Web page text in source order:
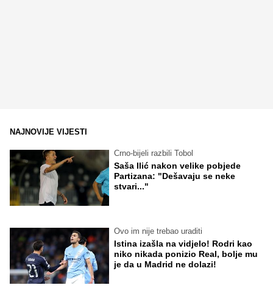
NAJNOVIJE VIJESTI
Crno-bijeli razbili Tobol
Saša Ilić nakon velike pobjede
Partizana: "Dešavaju se neke
stvari..."
Ovo im nije trebao uraditi
Istina izašla na vidjelo! Rodri kao
niko nikada ponizio Real, bolje mu
je da u Madrid ne dolazi!